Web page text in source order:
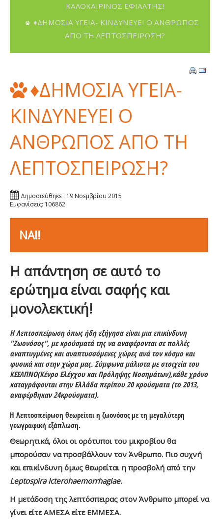
ΚΑΛΟΚΑΙΡΙΝΟΣ ΕΦΙΑΛΤΗΣ!
♦ΔΗΜΟΣΙΑ ΥΓΕΙΑ- ΚΙΝΔΥΝΕΥΕΙ Ο ΑΝΘΡΩΠΟΣ
ΑΠΟ ΤΗ ΛΕΠΤΟΣΠΕΙΡΩΣΗ?
♦ΔΗΜΟΣΙΑ ΥΓΕΙΑ-
ΚΙΝΔΥΝΕΥΕΙ Ο
ΑΝΘΡΩΠΟΣ ΑΠΟ ΤΗ
ΛΕΠΤΟΣΠΕΙΡΩΣΗ?
Δημοσιεύθηκε : 19 Νοεμβρίου 2015
Εμφανίσεις: 106862
ΝΑΙ!
Η απάντηση σε αυτό το
ερώτημα είναι σαφής και
μονολεκτική!
Η Λεπτοσπείρωση όπως ήδη εξήγησα είναι μια επικίνδυνη
"Ζωονόσος", με κρούσματά της να αναφέρονται σε πολλές
αναπτυγμένες και αναπτυσσόμενες χώρες ανά τον κόσμο και
φυσικά και στην χώρα μας. Σύμφωνα μάλιστα με στοιχεία του
ΚΕΕΛΠΝΟ(Κένρο Ελέγχου και Πρόληψης Νοσημάτων),κάθε χρόνο
καταγράφονται στην Ελλάδα περίπου 20 κρούσματα (το 2013,
αναφέρθηκαν 24κρούσματα).
Η Λεπτοσπείρωση θεωρείται η ζωονόσος με τη μεγαλύτερη
γεωγραφική εξάπλωση.
Θεωρητικά, όλοι οι ορότυποι του μικροβίου θα
μπορούσαν να προσβάλλουν τον Άνθρωπο. Πιο συχνή
και επικίνδυνη όμως θεωρείται η προσβολή από την
Leptospira Icterohaemorrhagiae.
Η μετάδοση της λεπτόσπειρας στον Άνθρωπο μπορεί να
γίνει είτε ΑΜΕΣΑ είτε ΕΜΜΕΣΑ.